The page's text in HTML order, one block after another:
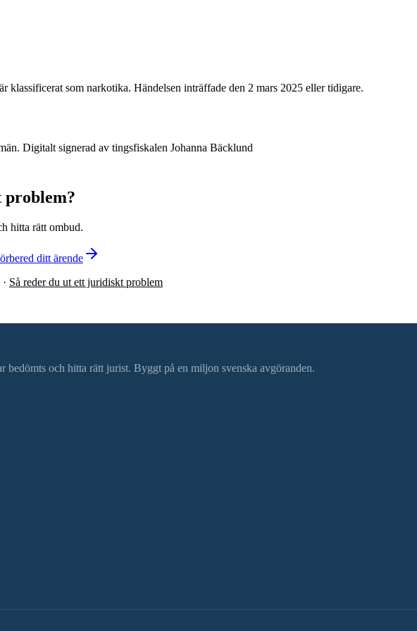
klassificerat som narkotika. Händelsen inträffade den 2 mars 2025 eller tidigare.
Digitalt signerad av tingsfiskalen Johanna Bäcklund
hitta rätt ombud.
ditt ärende
· Så reder du ut ett juridiskt problem
bedömts och hitta rätt jurist. Byggt på en miljon svenska avgöranden.